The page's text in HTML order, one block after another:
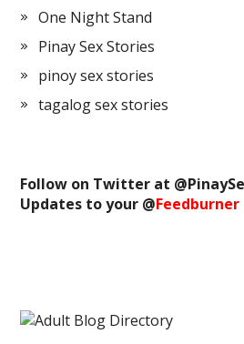
One Night Stand
Pinay Sex Stories
pinoy sex stories
tagalog sex stories
Follow on Twitter at @
Updates to your @Feedburner